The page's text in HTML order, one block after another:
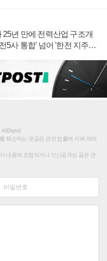
25년 만에 전력산업 구조개
5사 통합' 넘어 '한전 지주사'
훼손하는 댓글은 관련 법률에 의해 제재
내용에 포함되거나 인신공격성 글은 관